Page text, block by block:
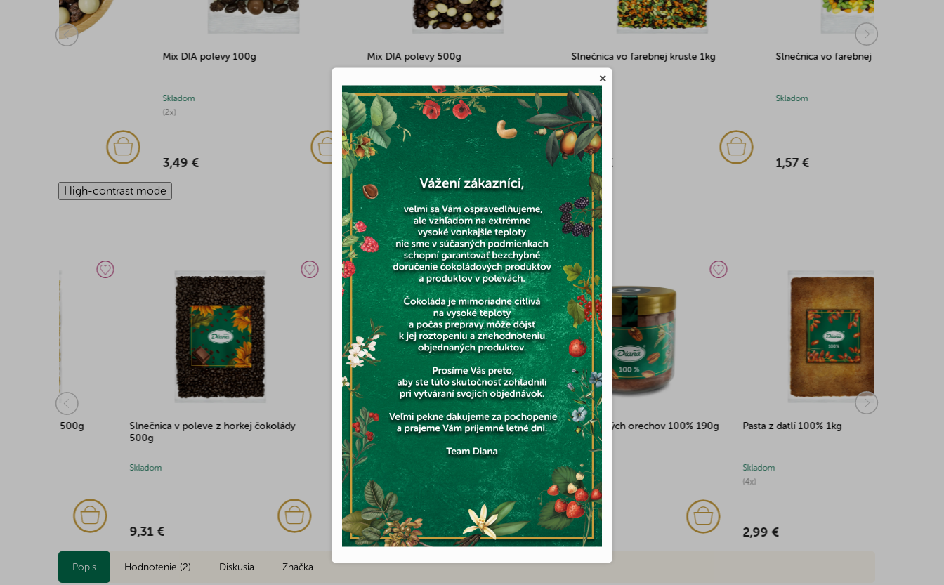
Mix DIA polevy 100g Mix DIA polevy 500g
15,08 €
Slnečnica vo farebnej kruste 1kg
(2x)
Skladom
12,45 €
Slnečnica vo farebnej kruste 100g
High-contrast mode
MOHLO BY VÁS ZAUJÍMAŤ
Slnečnica v poleve z horkej čokolády
9,31 €
Pasta z jadier vlašských orechov 100%
6,27 €
Pasta z pekanových orechov 100% 190g
(1x)
Skladom
8,66 €
Pasta z datlí 100% 1kg
2,99 €
Popis Hodnotenie (2) Diskusia Značka
×